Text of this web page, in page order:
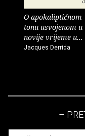
O apokaliptičnom
tonu usvojenom u
novije vrijeme u...
Jacques Derrida
–